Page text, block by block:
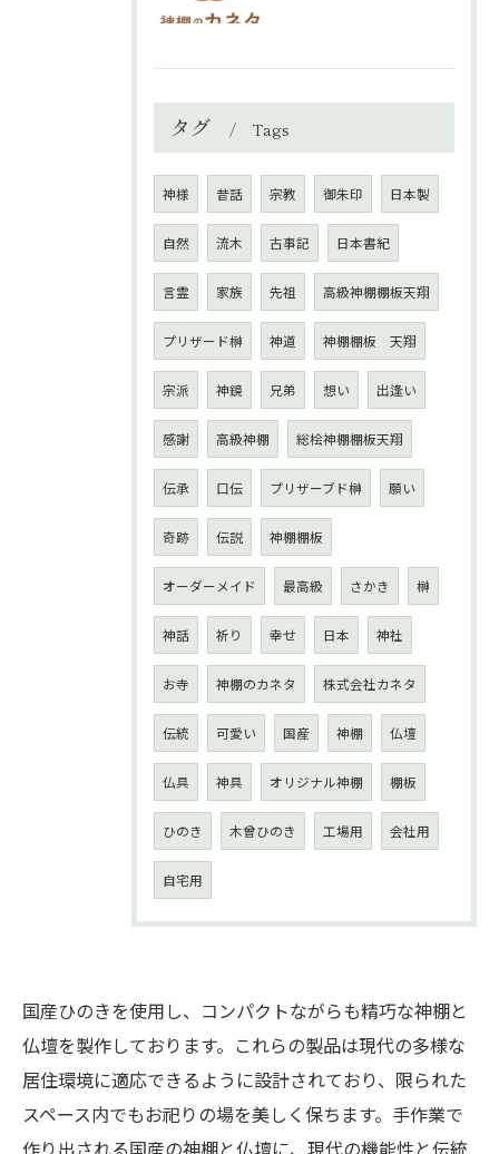
タグ Tags
神様 昔話 宗教 御朱印 日本製
自然 流木 古事記 日本書紀
言霊 家族 先祖 高級神棚棚板天翔
プリザード榊 神道 神棚棚板 天翔
宗派 神鏡 兄弟 想い 出逢い
感謝 高級神棚 総桧神棚棚板天翔
伝承 口伝 プリザーブド榊 願い
奇跡 伝説 神棚棚板
オーダーメイド 最高級 さかき 榊
神話 祈り 幸せ 日本 神社
お寺 神棚のカネタ 株式会社カネタ
伝統 可愛い 国産 神棚 仏壇
仏具 神具 オリジナル神棚 棚板
ひのき 木曾ひのき 工場用 会社用
自宅用
国産ひのきを使用し、コンパクトながらも精巧な神棚と
仏壇を製作しております。これらの製品は現代の多様な
居住環境に適応できるように設計されており、限られた
スペース内でもお祀りの場を美しく保ちます。手作業で
作り出される国産の神棚と仏壇に、現代の機能性と伝統